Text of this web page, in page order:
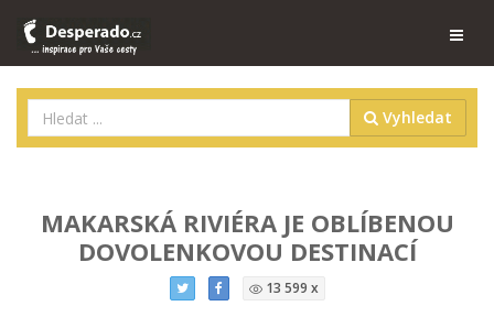
Vyhledat
MAKARSKÁ RIVIÉRA JE OBLÍBENOU
DOVOLENKOVOU DESTINACÍ
13 599 x